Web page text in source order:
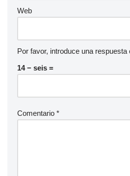
Web
Por favor, introduce una respuesta
14 − seis =
Comentario *